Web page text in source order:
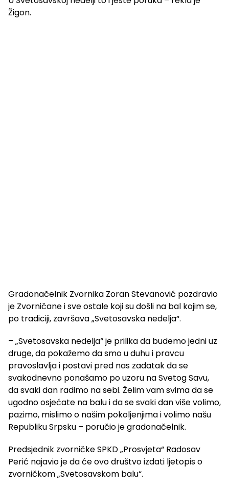
Žigon.
Gradonačelnik Zvornika Zoran Stevanović pozdravio
je Zvorničane i sve ostale koji su došli na bal kojim se,
po tradiciji, završava „Svetosavska nedelja“.
– „Svetosavska nedelja“ je prilika da budemo jedni uz
druge, da pokažemo da smo u duhu i pravcu
pravoslavlja i postavi pred nas zadatak da se
svakodnevno ponašamo po uzoru na Svetog Savu,
da svaki dan radimo na sebi. Želim vam svima da se
ugodno osjećate na balu i da se svaki dan više volimo,
pazimo, mislimo o našim pokoljenjima i volimo našu
Republiku Srpsku – poručio je gradonačelnik.
Predsjednik zvorničke SPKD „Prosvjeta“ Radosav
Perić najavio je da će ovo društvo izdati ljetopis o
zvorničkom „Svetosavskom balu“.